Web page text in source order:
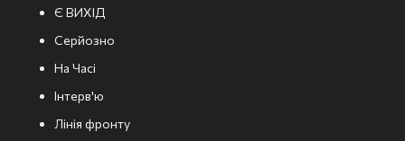
Є ВИХІД
Серйозно
На Часі
Інтерв'ю
Лінія фронту